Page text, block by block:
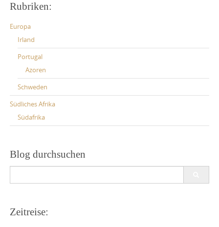
Rubriken:
Europa
Irland
Portugal
Azoren
Schweden
Südliches Afrika
Südafrika
Blog durchsuchen
Zeitreise: